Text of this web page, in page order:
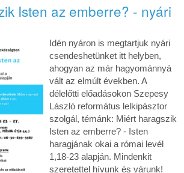
Isten az emberre? - nyári
Idén nyáron is megtartjuk nyári
csendeshetünket itt helyben,
ahogyan az már hagyománnyá
vált az elmúlt években. A
délelőtti előadásokon Szepesy
László református lelkipásztor
szolgál, témánk: Miért haragszik
Isten az emberre? - Isten
haragjának okai a római levél
1,18-23 alapján. Mindenkit
szeretettel hívunk és várunk!